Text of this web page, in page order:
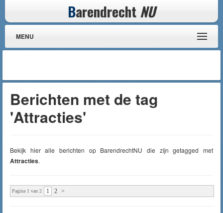
Barendrecht NU
MENU
Berichten met de tag
'Attracties'
Bekijk hier alle berichten op BarendrechtNU die zijn getagged met
Attracties.
Pagina 1 van 2 1 2 >